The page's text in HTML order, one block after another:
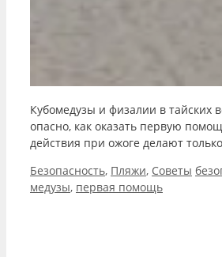
Кубомедузы и физалии в тайских
опасно, как оказать первую
действия при ожоге делают
Рубрики
Безопасность, Пляжи, Советы
медузы, первая помощь